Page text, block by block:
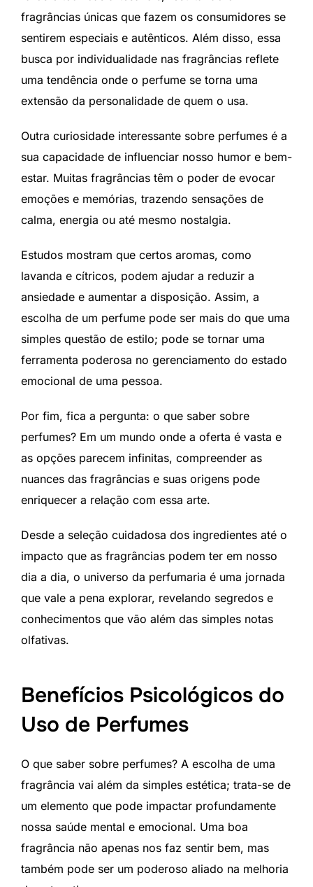
fragrâncias únicas que fazem os consumidores se
sentirem especiais e autênticos. Além disso, essa
busca por individualidade nas fragrâncias reflete
uma tendência onde o perfume se torna uma
extensão da personalidade de quem o usa.
Outra curiosidade interessante sobre perfumes é a
sua capacidade de influenciar nosso humor e bem-
estar. Muitas fragrâncias têm o poder de evocar
emoções e memórias, trazendo sensações de
calma, energia ou até mesmo nostalgia.
Estudos mostram que certos aromas, como
lavanda e cítricos, podem ajudar a reduzir a
ansiedade e aumentar a disposição. Assim, a
escolha de um perfume pode ser mais do que uma
simples questão de estilo; pode se tornar uma
ferramenta poderosa no gerenciamento do estado
emocional de uma pessoa.
Por fim, fica a pergunta: o que saber sobre
perfumes? Em um mundo onde a oferta é vasta e
as opções parecem infinitas, compreender as
nuances das fragrâncias e suas origens pode
enriquecer a relação com essa arte.
Desde a seleção cuidadosa dos ingredientes até o
impacto que as fragrâncias podem ter em nosso
dia a dia, o universo da perfumaria é uma jornada
que vale a pena explorar, revelando segredos e
conhecimentos que vão além das simples notas
olfativas.
Benefícios Psicológicos do
Uso de Perfumes
O que saber sobre perfumes? A escolha de uma
fragrância vai além da simples estética; trata-se de
um elemento que pode impactar profundamente
nossa saúde mental e emocional. Uma boa
fragrância não apenas nos faz sentir bem, mas
também pode ser um poderoso aliado na melhoria